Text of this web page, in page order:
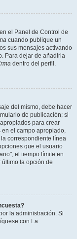
el Panel de Control de
cuando publique un
sus mensajes activando
Para dejar de añadirla
dentro del perfil.
del mismo, debe hacer
de publicación; si
para crear
en el campo apropiado,
correspondiente línea
que el usuario
el tiempo límite en
la opción de
la administración. Si
con La